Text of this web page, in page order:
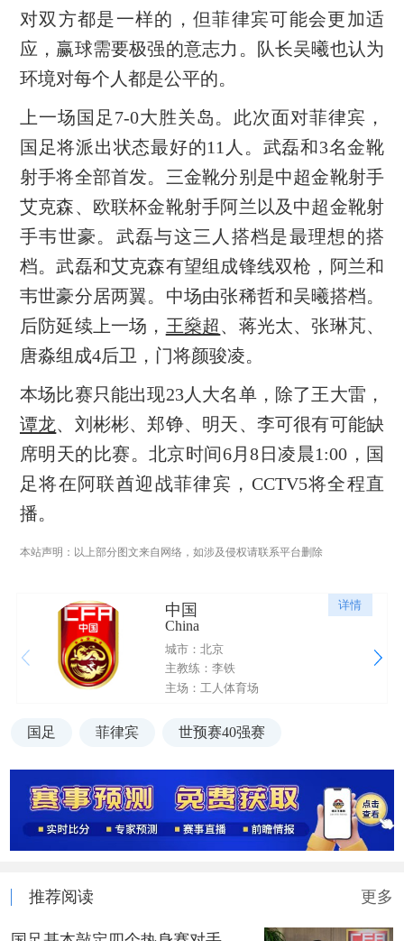
对双方都是一样的，但菲律宾可能会更加适
应，赢球需要极强的意志力。队长吴曦也认为
环境对每个人都是公平的。
上一场国足7-0大胜关岛。此次面对菲律宾，
国足将派出状态最好的11人。武磊和3名金靴
射手将全部首发。三金靴分别是中超金靴射手
艾克森、欧联杯金靴射手阿兰以及中超金靴射
手韦世豪。武磊与这三人搭档是最理想的搭
档。武磊和艾克森有望组成锋线双枪，阿兰和
韦世豪分居两翼。中场由张稀哲和吴曦搭档。
后防延续上一场， 王燊超、蒋光太、张琳芃、
唐淼组成4后卫，门将颜骏凌。
本场比赛只能出现23人大名单，除了王大雷，
谭龙、刘彬彬、郑铮、明天、李可很有可能缺
席明天的比赛。北京时间6月8日凌晨1:00，国
足将在阿联酋迎战菲律宾，CCTV5将全程直
播。
本站声明：以上部分图文来自网络，如涉及侵权请联系平台删除
详情
中国
China
城市：北京
主教练：李铁
主场：工人体育场
国足 菲律宾 世预赛40强赛
推荐阅读 更多